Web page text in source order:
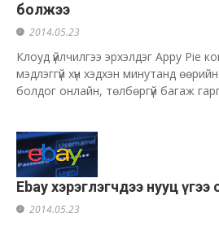
болжээ
2014.05.23
Клоуд үйлчилгээ эрхэлдэг Appy Pie
мэдлэггүй хүн хэдхэн минутанд
болдог онлайн, төлбөргүй багаж
Ebay хэрэглэгчдээ нууц
2014.05.23